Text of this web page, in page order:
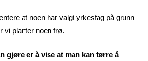
at noen har valgt yrkesfag på grunn
vi planter noen frø.
gjøre er å vise at man kan tørre å